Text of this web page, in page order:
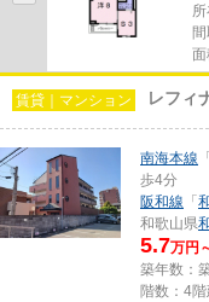
面
賃貸｜マンション レフィ
南海本線 「
歩4分
阪和線 「
和歌山県
5.7万円
築年数：
階数：4階